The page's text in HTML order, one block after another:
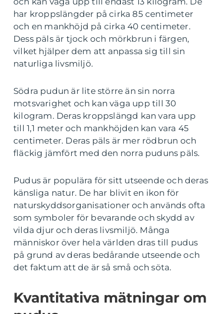
har kroppslängder på cirka 85 centimeter
och en mankhöjd på cirka 40 centimeter.
Dess päls är tjock och mörkbrun i färgen,
vilket hjälper dem att anpassa sig till sin
naturliga livsmiljö.
Södra pudun är lite större än sin norra
motsvarighet och kan väga upp till 30
kilogram. Deras kroppslängd kan vara upp
till 1,1 meter och mankhöjden kan vara 45
centimeter. Deras päls är mer rödbrun och
fläckig jämfört med den norra puduns päls.
Pudus är populära för sitt utseende och deras
känsliga natur. De har blivit en ikon för
naturskyddsorganisationer och används ofta
som symboler för bevarande och skydd av
vilda djur och deras livsmiljö. Många
människor över hela världen dras till pudus
på grund av deras bedårande utseende och
det faktum att de är så små och söta.
Kvantitativa mätningar om